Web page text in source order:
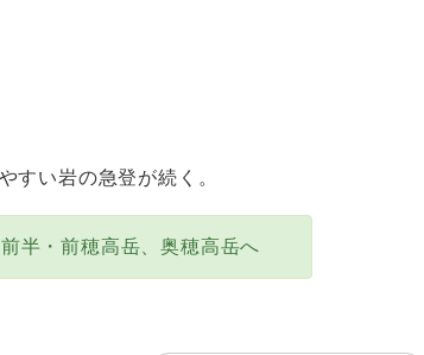
すい岩の急登が続く。
半・前穂高岳、奥穂高岳へ